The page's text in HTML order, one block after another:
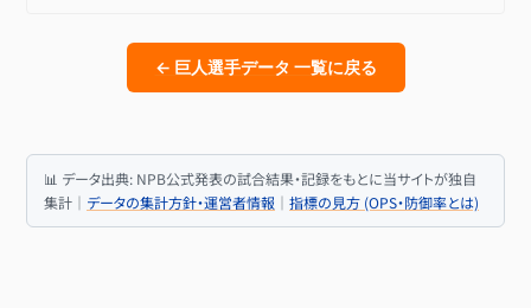
← 巨人選手データ 一覧に戻る
📊 データ出典: NPB公式発表の試合結果・記録をもとに当サイトが独自
集計｜ データの集計方針・運営者情報 ｜ 指標の見方 (OPS・防御率とは)